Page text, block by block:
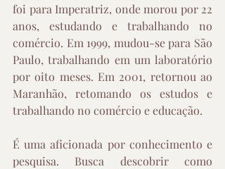
foi para Imperatriz, onde morou por 22
anos, estudando e trabalhando no
comércio. Em 1999, mudou-se para São
Paulo, trabalhando em um laboratório
por oito meses. Em 2001, retornou ao
Maranhão, retomando os estudos e
trabalhando no comércio e educação.
É uma aficionada por conhecimento e
pesquisa. Busca descobrir como